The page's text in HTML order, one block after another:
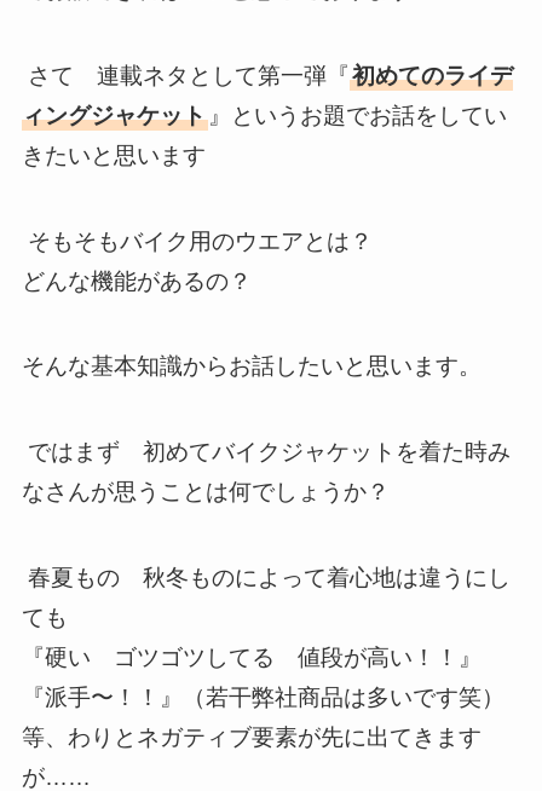
さて 連載ネタとして第一弾『初めてのライデ
ィングジャケット』というお題でお話をしてい
きたいと思います
そもそもバイク用のウエアとは？
どんな機能があるの？
そんな基本知識からお話したいと思います。
ではまず 初めてバイクジャケットを着た時み
なさんが思うことは何でしょうか？
春夏もの 秋冬ものによって着心地は違うにし
ても
『硬い ゴツゴツしてる 値段が高い！！』
『派手〜！！』（若干弊社商品は多いです笑）
等、わりとネガティブ要素が先に出てきます
が……